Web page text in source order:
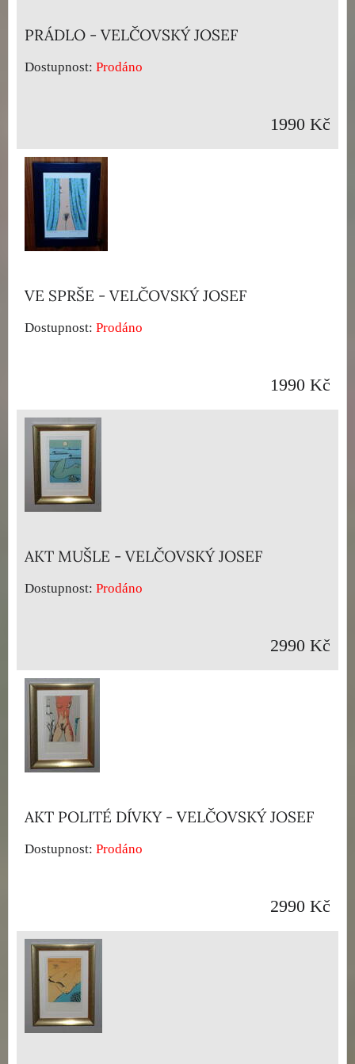
PRÁDLO - VELČOVSKÝ JOSEF
Dostupnost: Prodáno
1990 Kč
VE SPRŠE - VELČOVSKÝ JOSEF
Dostupnost: Prodáno
1990 Kč
AKT MUŠLE - VELČOVSKÝ JOSEF
Dostupnost: Prodáno
2990 Kč
AKT POLITÉ DÍVKY - VELČOVSKÝ JOSEF
Dostupnost: Prodáno
2990 Kč